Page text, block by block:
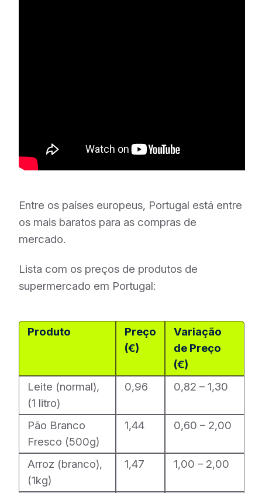
Entre os países europeus, Portugal está entre
os mais baratos para as compras de
mercado.
Lista com os preços de produtos de
supermercado em Portugal:
Produto
Preço
(€)
Variação
de Preço
(€)
Leite (normal),
(1 litro)
0,96 0,82 – 1,30
Pão Branco
Fresco (500g)
1,44 0,60 – 2,00
Arroz (branco),
(1kg)
1,47 1,00 – 2,00